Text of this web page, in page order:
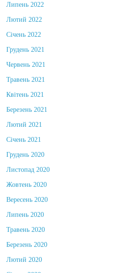
Липень 2022
Лютий 2022
Січень 2022
Грудень 2021
Червень 2021
Травень 2021
Квітень 2021
Березень 2021
Лютий 2021
Січень 2021
Грудень 2020
Листопад 2020
Жовтень 2020
Вересень 2020
Липень 2020
Травень 2020
Березень 2020
Лютий 2020